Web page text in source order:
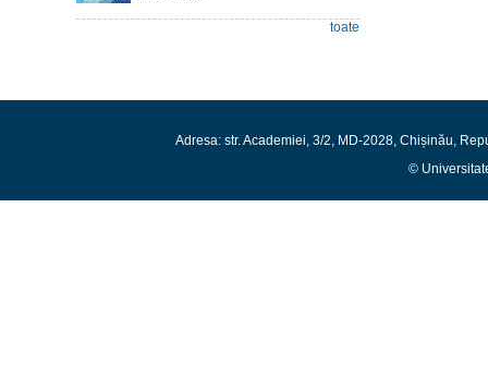
toate
Adresa: str. Academiei, 3/2, MD-2028, Chișinău,
©